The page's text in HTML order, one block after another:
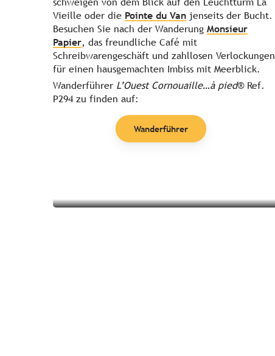
Vieille oder die Pointe du Van jenseits der Bucht.
Besuchen Sie nach der Wanderung Monsieur
Papier, das freundliche Café mit
Schreibwarengeschäft und zahllosen Verlockungen
für einen hausgemachten Imbiss mit Meerblick.
Wanderführer L’Ouest Cornouaille…à pied® Ref.
P294 zu finden auf:
Wanderführer
Themen